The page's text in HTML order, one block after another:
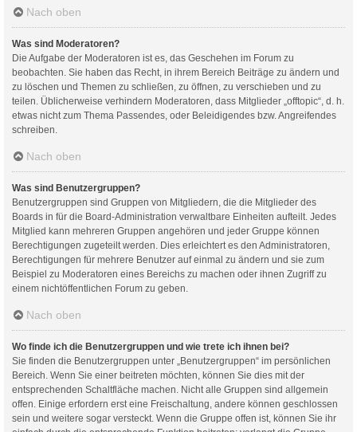
Nach oben
Was sind Moderatoren?
Die Aufgabe der Moderatoren ist es, das Geschehen im Forum zu
beobachten. Sie haben das Recht, in ihrem Bereich Beiträge zu ändern und
zu löschen und Themen zu schließen, zu öffnen, zu verschieben und zu
teilen. Üblicherweise verhindern Moderatoren, dass Mitglieder „offtopic“, d. h.
etwas nicht zum Thema Passendes, oder Beleidigendes bzw. Angreifendes
schreiben.
Nach oben
Was sind Benutzergruppen?
Benutzergruppen sind Gruppen von Mitgliedern, die die Mitglieder des
Boards in für die Board-Administration verwaltbare Einheiten aufteilt. Jedes
Mitglied kann mehreren Gruppen angehören und jeder Gruppe können
Berechtigungen zugeteilt werden. Dies erleichtert es den Administratoren,
Berechtigungen für mehrere Benutzer auf einmal zu ändern und sie zum
Beispiel zu Moderatoren eines Bereichs zu machen oder ihnen Zugriff zu
einem nichtöffentlichen Forum zu geben.
Nach oben
Wo finde ich die Benutzergruppen und wie trete ich ihnen bei?
Sie finden die Benutzergruppen unter „Benutzergruppen“ im persönlichen
Bereich. Wenn Sie einer beitreten möchten, können Sie dies mit der
entsprechenden Schaltfläche machen. Nicht alle Gruppen sind allgemein
offen. Einige erfordern erst eine Freischaltung, andere können geschlossen
sein und weitere sogar versteckt. Wenn die Gruppe offen ist, können Sie ihr